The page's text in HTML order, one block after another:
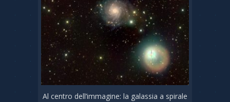
Al centro dell’immagine: la galassia a spirale